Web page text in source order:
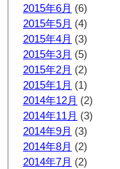
2015年6月 (6)
2015年5月 (4)
2015年4月 (3)
2015年3月 (5)
2015年2月 (2)
2015年1月 (1)
2014年12月 (2)
2014年11月 (3)
2014年9月 (3)
2014年8月 (2)
2014年7月 (2)